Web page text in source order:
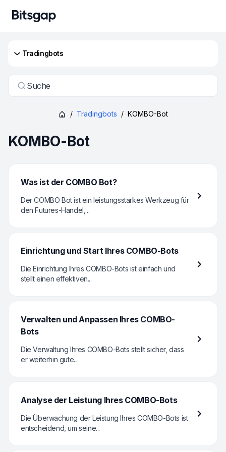
Tradingbots
Suche
/ Tradingbots / KOMBO-Bot
KOMBO-Bot
Was ist der COMBO Bot?
Der COMBO Bot ist ein leistungsstarkes Werkzeug für
den Futures-Handel,...
Einrichtung und Start Ihres COMBO-Bots
Die Einrichtung Ihres COMBO-Bots ist einfach und
stellt einen effektiven...
Verwalten und Anpassen Ihres COMBO-
Bots
Die Verwaltung Ihres COMBO-Bots stellt sicher, dass
er weiterhin gute...
Analyse der Leistung Ihres COMBO-Bots
Die Überwachung der Leistung Ihres COMBO-Bots ist
entscheidend, um seine...